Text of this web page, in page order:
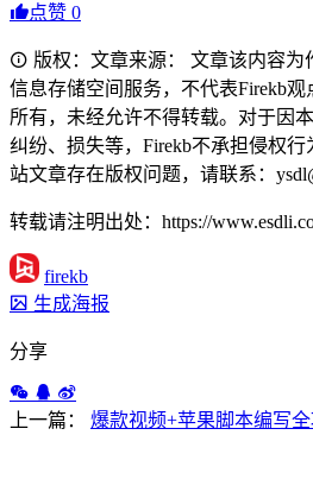
点赞 0
版权：文章来源： 文章该内容为
信息存储空间服务，不代表Firekb
所有，未经允许不得转载。对于因
纠纷、损失等，Firekb不承担侵权
站文章存在版权问题，请联系：
转载请注明出处：https://
firekb
生成海报
分享
上一篇： 爆款视频+苹果脚本编写